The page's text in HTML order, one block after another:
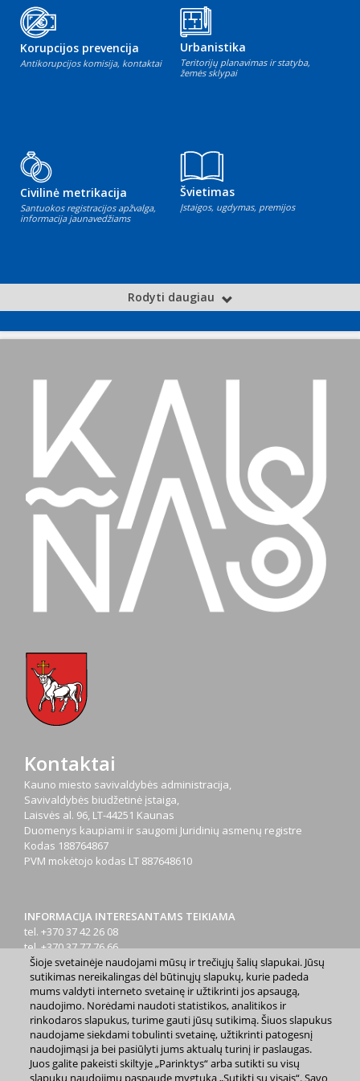
Korupcijos prevencija
Antikorupcijos komisija, kontaktai
Urbanistika
Teritorijų planavimas ir statyba,
žemės sklypai
Civilinė metrikacija
Santuokos registracijos apžvalga,
informacija jaunavedžiams
Švietimas
Įstaigos, ugdymas, premijos
Rodyti daugiau
Kontaktai
Kauno miesto savivaldybės administracija,
Savivaldybės biudžetinė įstaiga,
Laisvės al. 96, LT-44251 Kaunas
Duomenys kaupiami ir saugomi Juridinių asmenų registre
Kodas 188764867
PVM mokėtojo kodas LT 887648610
INFORMACIJA INTERESANTAMS TEIKIAMA
tel. +370 37 42 26 08
tel. +370 37 77 76 66
tel. +370 660 07000
el. p.info@kaunas.lt
2023 m. Kauno miesto savivaldybė. Kopijuoti ir platinti
Šioje svetainėje naudojami mūsų ir trečiųjų šalių slapukai. Jūsų
sutikimas nereikalingas dėl būtinųjų slapukų, kurie padeda
mums valdyti interneto svetainę ir užtikrinti jos apsaugą,
naudojimo. Norėdami naudoti statistikos, analitikos ir
rinkodaros slapukus, turime gauti jūsų sutikimą. Šiuos slapukus
naudojame siekdami tobulinti svetainę, užtikrinti patogesnį
naudojimąsi ja bei pasiūlyti jums aktualų turinį ir paslaugas.
Juos galite pakeisti skiltyje „Parinktys“ arba sutikti su visų
slapukų naudojimu paspaudę mygtuką „Sutikti su visais“. Savo